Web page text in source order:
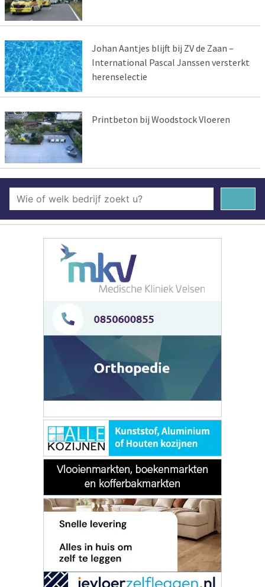
Johan Aantjes blijft bij ZV de Zaan –
International Pascal Janssen versterkt
herenselectie
Printbeton bij Woodstock Vloeren